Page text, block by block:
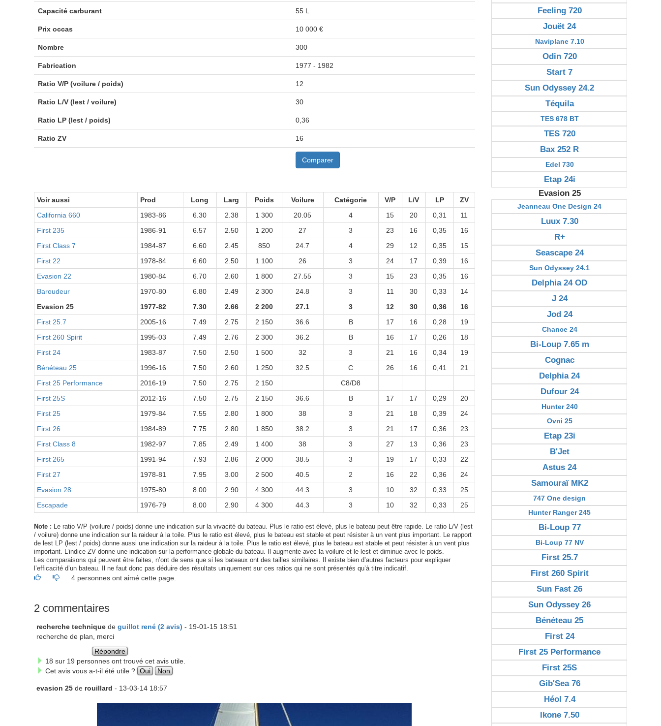
Capacité carburant 55 L
Prix occas 10 000 €
Nombre 300
Fabrication 1977 - 1982
Ratio V/P (voilure / poids) 12
Ratio L/V (lest / voilure) 30
Ratio LP (lest / poids) 0,36
Ratio ZV 16
Comparer
Voir aussi Prod Long Larg Poids Voilure Catégorie V/P L/V LP
ZV
California 660
1983-86 6.30 2.38 1 300 20.05 4 15 20 0,31
11
First 235
1986-91 6.57 2.50 1 200 27 3 23 16 0,35
16
First Class 7
1984-87 6.60 2.45 850 24.7 4 29 12 0,35
15
First 22
1978-84 6.60 2.50 1 100 26 3 24 17 0,39
16
Evasion 22
1980-84 6.70 2.60 1 800 27.55 3 15 23 0,35
16
Baroudeur
1970-80 6.80 2.49 2 300 24.8 3 11 30 0,33
14
Evasion 25
1977-82 7.30 2.66 2 200 27.1 3 12 30 0,36
16
First 25.7
2005-16 7.49 2.75 2 150 36.6 B 17 16 0,28
19
First 260 Spirit
1995-03 7.49 2.76 2 300 36.2 B 16 17 0,26
18
First 24
1983-87 7.50 2.50 1 500 32 3 21 16 0,34
19
Bénéteau 25
1996-16 7.50 2.60 1 250 32.5 C 26 16 0,41
21
First 25 Performance
2016-19 7.50 2.75 2 150
C8/D8
First 25S
2012-16 7.50 2.75 2 150 36.6 B 17 17 0,29
20
First 25
1979-84 7.55 2.80 1 800 38 3 21 18 0,39
24
First 26
1984-89 7.75 2.80 1 850 38.2 3 21 17 0,36
23
First Class 8
1982-97 7.85 2.49 1 400 38 3 27 13 0,36
23
First 265
1991-94 7.93 2.86 2 000 38.5 3 19 17 0,33
22
First 27
1978-81 7.95 3.00 2 500 40.5 2 16 22 0,36
24
Evasion 28
1975-80 8.00 2.90 4 300 44.3 3 10 32 0,33
25
Escapade
1976-79 8.00 2.90 4 300 44.3 3 10 32 0,33 25
Note : Le ratio V/P (voilure / poids) donne une indication sur la vivacité du bateau. Plus le ratio est élevé, plus le bateau peut être rapide. Le ratio L/V (lest
/ voilure) donne une indication sur la raideur à la toile. Plus le ratio est élevé, plus le bateau est stable et peut résister à un vent plus important. Le rapport
de lest LP (lest / poids) donne aussi une indication sur la raideur à la toile. Plus le ratio est élevé, plus le bateau est stable et peut résister à un vent plus
important. L’indice ZV donne une indication sur la performance globale du bateau. Il augmente avec la voilure et le lest et diminue avec le poids.
Les comparaisons qui peuvent être faites, n’ont de sens que si les bateaux ont des tailles similaires. Il existe bien d’autres facteurs pour expliquer
l’efficacité d’un bateau. Il ne faut donc pas déduire des résultats uniquement sur ces ratios qui ne sont présentés qu’à titre indicatif.
4 personnes ont aimé cette page.
2 commentaires
recherche techniquede guillot rené (2 avis) - 19-01-15 18:51
recherche de plan, merci
Répondre
18 sur 19 personnes ont trouvé cet avis utile.
Cet avis vous a-t-il été utile ? Oui Non
evasion 25de rouillard - 13-03-14 18:57
Feeling 720
Jouët 24
Naviplane 7.10
Odin 720
Start 7
Sun Odyssey 24.2
Téquila
TES 678 BT
TES 720
Bax 252 R
Edel 730
Etap 24i
Evasion 25
Jeanneau One Design 24
Luux 7.30
R+
Seascape 24
Sun Odyssey 24.1
Delphia 24 OD
J 24
Jod 24
Chance 24
Bi-Loup 7.65 m
Cognac
Delphia 24
Dufour 24
Hunter 240
Ovni 25
Etap 23i
B'Jet
Astus 24
Samouraï MK2
747 One design
Hunter Ranger 245
Bi-Loup 77
Bi-Loup 77 NV
First 25.7
First 260 Spirit
Sun Fast 26
Sun Odyssey 26
Bénéteau 25
First 24
First 25 Performance
First 25S
Gib'Sea 76
Héol 7.4
Ikone 7.50